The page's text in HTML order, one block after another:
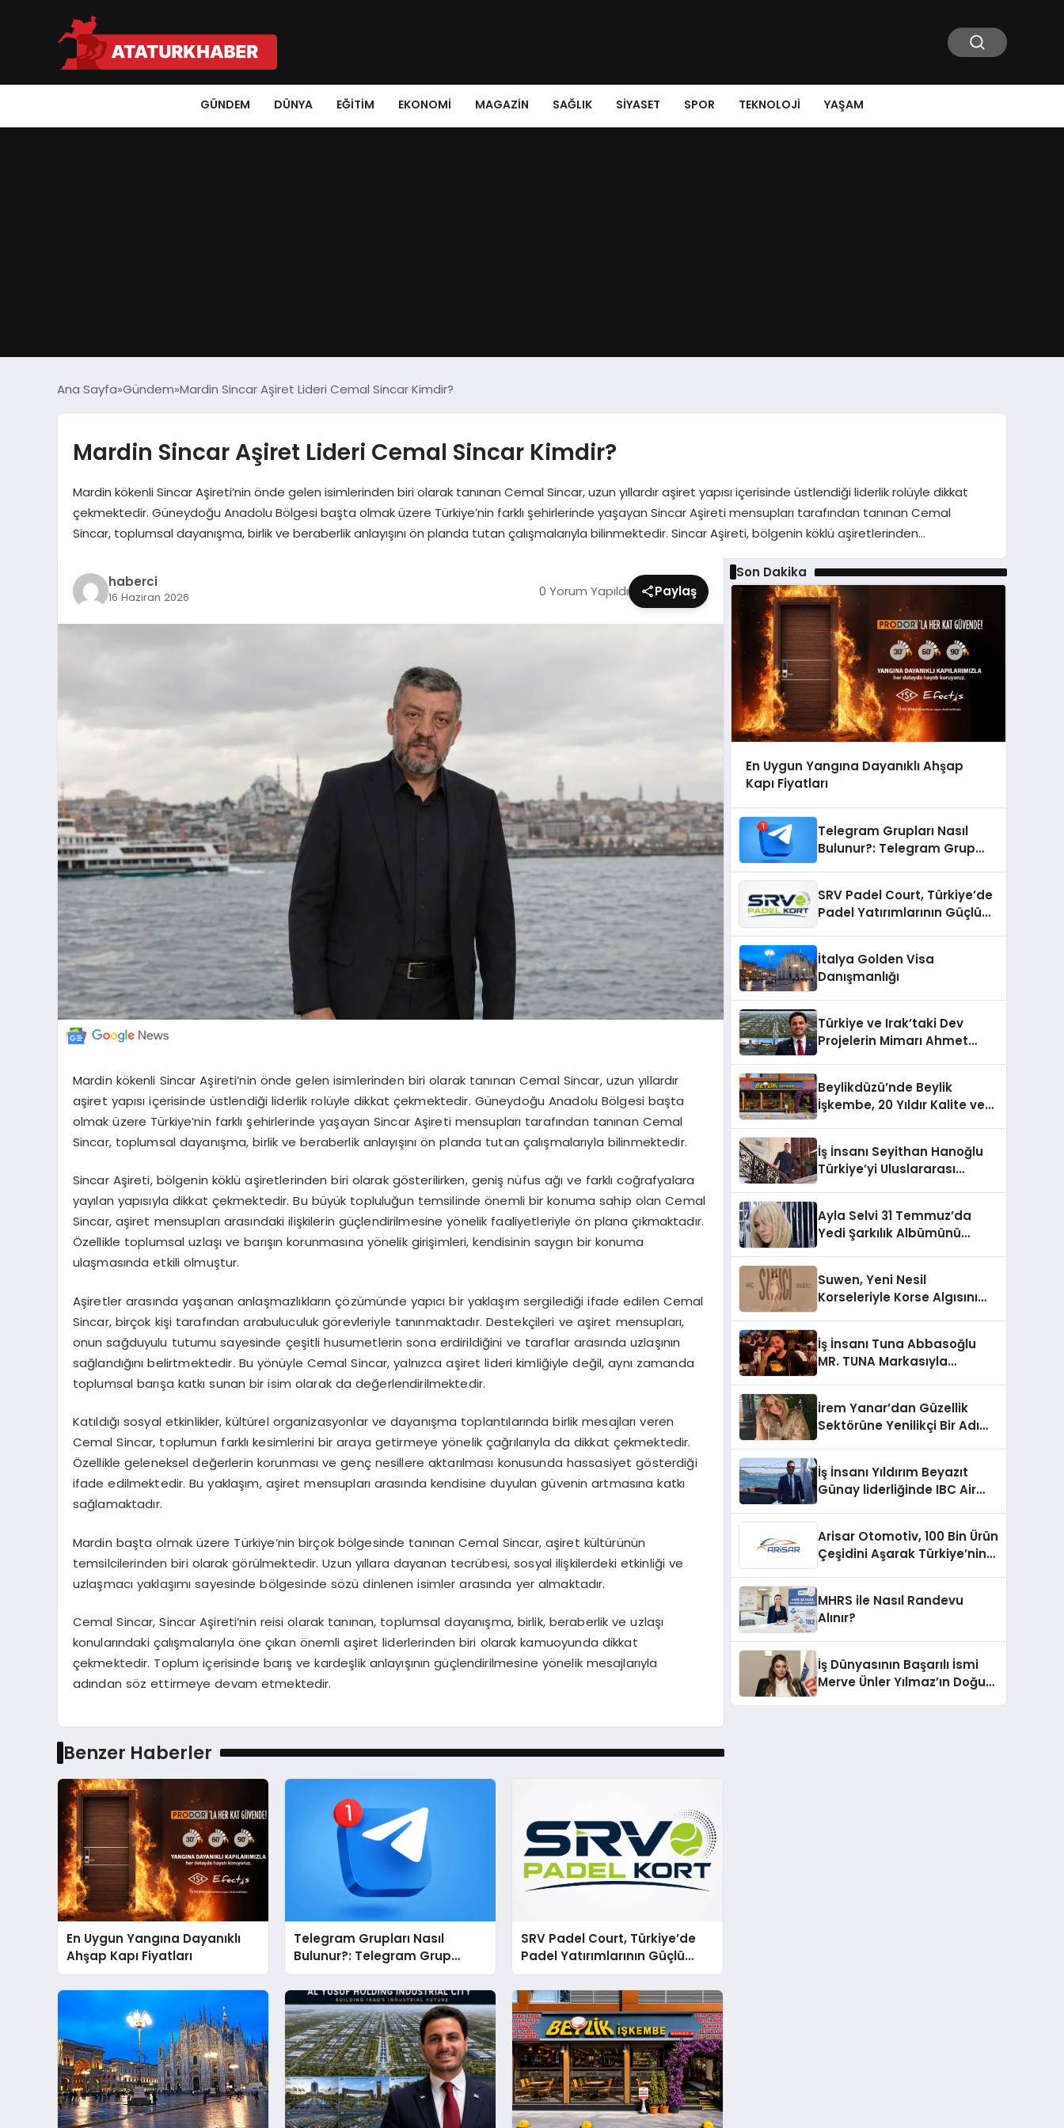
GÜNDEM DÜNYA EĞITIM EKONOMI MAGAZIN SAĞLIK SIYASET SPOR TEKNOLOJI YAŞAM
Ana Sayfa Gündem Mardin Sincar Aşiret Lideri Cemal Sincar Kimdir?
Mardin Sincar Aşiret Lideri Cemal Sincar Kimdir?
Mardin kökenli Sincar Aşireti’nin önde gelen isimlerinden biri olarak tanınan Cemal Sincar, uzun yıllardır aşiret yapısı içerisinde üstlendiği liderlik rolüyle dikkat
çekmektedir. Güneydoğu Anadolu Bölgesi başta olmak üzere Türkiye’nin farklı şehirlerinde yaşayan Sincar Aşireti mensupları tarafından tanınan Cemal
Sincar, toplumsal dayanışma, birlik ve beraberlik anlayışını ön planda tutan çalışmalarıyla bilinmektedir. Sincar Aşireti, bölgenin köklü aşiretlerinden…
haberci
16 Haziran 2026 0 Yorum Yapıldı Paylaş
Mardin kökenli Sincar Aşireti’nin önde gelen isimlerinden biri olarak tanınan Cemal Sincar, uzun yıllardır
aşiret yapısı içerisinde üstlendiği liderlik rolüyle dikkat çekmektedir. Güneydoğu Anadolu Bölgesi başta
olmak üzere Türkiye’nin farklı şehirlerinde yaşayan Sincar Aşireti mensupları tarafından tanınan Cemal
Sincar, toplumsal dayanışma, birlik ve beraberlik anlayışını ön planda tutan çalışmalarıyla bilinmektedir.
Sincar Aşireti, bölgenin köklü aşiretlerinden biri olarak gösterilirken, geniş nüfus ağı ve farklı coğrafyalara
yayılan yapısıyla dikkat çekmektedir. Bu büyük topluluğun temsilinde önemli bir konuma sahip olan Cemal
Sincar, aşiret mensupları arasındaki ilişkilerin güçlendirilmesine yönelik faaliyetleriyle ön plana çıkmaktadır.
Özellikle toplumsal uzlaşı ve barışın korunmasına yönelik girişimleri, kendisinin saygın bir konuma
ulaşmasında etkili olmuştur.
Aşiretler arasında yaşanan anlaşmazlıkların çözümünde yapıcı bir yaklaşım sergilediği ifade edilen Cemal
Sincar, birçok kişi tarafından arabuluculuk görevleriyle tanınmaktadır. Destekçileri ve aşiret mensupları,
onun sağduyulu tutumu sayesinde çeşitli husumetlerin sona erdirildiğini ve taraflar arasında uzlaşının
sağlandığını belirtmektedir. Bu yönüyle Cemal Sincar, yalnızca aşiret lideri kimliğiyle değil, aynı zamanda
toplumsal barışa katkı sunan bir isim olarak da değerlendirilmektedir.
Katıldığı sosyal etkinlikler, kültürel organizasyonlar ve dayanışma toplantılarında birlik mesajları veren
Cemal Sincar, toplumun farklı kesimlerini bir araya getirmeye yönelik çağrılarıyla da dikkat çekmektedir.
Özellikle geleneksel değerlerin korunması ve genç nesillere aktarılması konusunda hassasiyet gösterdiği
ifade edilmektedir. Bu yaklaşım, aşiret mensupları arasında kendisine duyulan güvenin artmasına katkı
sağlamaktadır.
Mardin başta olmak üzere Türkiye’nin birçok bölgesinde tanınan Cemal Sincar, aşiret kültürünün
temsilcilerinden biri olarak görülmektedir. Uzun yıllara dayanan tecrübesi, sosyal ilişkilerdeki etkinliği ve
uzlaşmacı yaklaşımı sayesinde bölgesinde sözü dinlenen isimler arasında yer almaktadır.
Cemal Sincar, Sincar Aşireti’nin reisi olarak tanınan, toplumsal dayanışma, birlik, beraberlik ve uzlaşı
konularındaki çalışmalarıyla öne çıkan önemli aşiret liderlerinden biri olarak kamuoyunda dikkat
çekmektedir. Toplum içerisinde barış ve kardeşlik anlayışının güçlendirilmesine yönelik mesajlarıyla
adından söz ettirmeye devam etmektedir.
Benzer Haberler
En Uygun Yangına Dayanıklı
Ahşap Kapı Fiyatları
Telegram Grupları Nasıl
Bulunur?: Telegram Grup
Bulma Sürecini Daha Verimli
Hale Getirin
SRV Padel Court, Türkiye’de
Padel Yatırımlarının Güçlü
Markası Olmayı Sürdürüyor
Son Dakika
En Uygun Yangına Dayanıklı Ahşap
Kapı Fiyatları
Telegram Grupları Nasıl
Bulunur?: Telegram Grup
SRV Padel Court, Türkiye’de
Padel Yatırımlarının Güçlü
İtalya Golden Visa
Danışmanlığı
Türkiye ve Irak’taki Dev
Projelerin Mimarı Ahmet
Holding Industrial City”
Projesini Hayata Geçirecek
Beylikdüzü’nde Beylik
İşkembe, 20 Yıldır Kalite ve
İş İnsanı Seyithan Hanoğlu
Türkiye’yi Uluslararası
Ayla Selvi 31 Temmuz’da
Yedi Şarkılık Albümünü
Suwen, Yeni Nesil
Korseleriyle Korse Algısını
İş İnsanı Tuna Abbasoğlu
MR. TUNA Markasıyla
İrem Yanar’dan Güzellik
Sektörüne Yenilikçi Bir Adım:
İş İnsanı Yıldırım Beyazıt
Günay liderliğinde IBC Air
Arisar Otomotiv, 100 Bin Ürün
Çeşidini Aşarak Türkiye’nin
Platformlarından Biri Oldu
MHRS ile Nasıl Randevu
Alınır?
İş Dünyasının Başarılı İsmi
Merve Ünler Yılmaz’ın Doğum